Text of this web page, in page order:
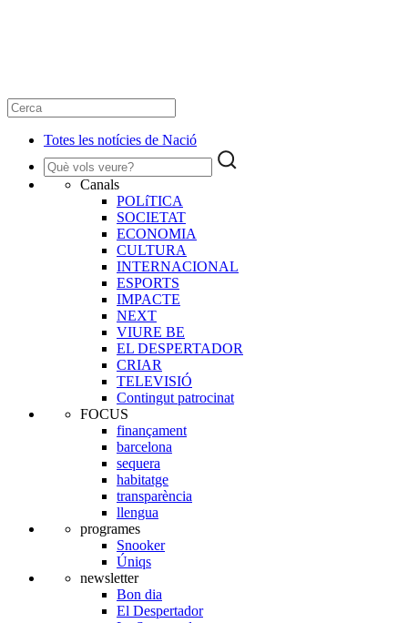
Totes les notícies de Nació
Canals
POLíTICA
SOCIETAT
ECONOMIA
CULTURA
INTERNACIONAL
ESPORTS
IMPACTE
NEXT
VIURE BE
EL DESPERTADOR
CRIAR
TELEVISIÓ
Contingut patrocinat
FOCUS
finançament
barcelona
sequera
habitatge
transparència
llengua
programes
Snooker
Úniqs
newsletter
Bon dia
El Despertador